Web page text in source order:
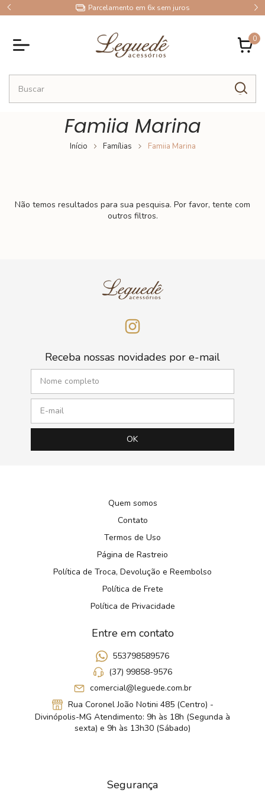
Parcelamento em 6x sem juros
0
Famiia Marina
Início Famílias Famiia Marina
Não temos resultados para sua pesquisa. Por favor, tente com
outros filtros.
Receba nossas novidades por e-mail
Quem somos
Contato
Termos de Uso
Página de Rastreio
Política de Troca, Devolução e Reembolso
Política de Frete
Política de Privacidade
Entre em contato
553798589576
(37) 99858-9576
comercial@leguede.com.br
Rua Coronel João Notini 485 (Centro) -
Divinópolis-MG Atendimento: 9h às 18h (Segunda à
sexta) e 9h às 13h30 (Sábado)
Segurança